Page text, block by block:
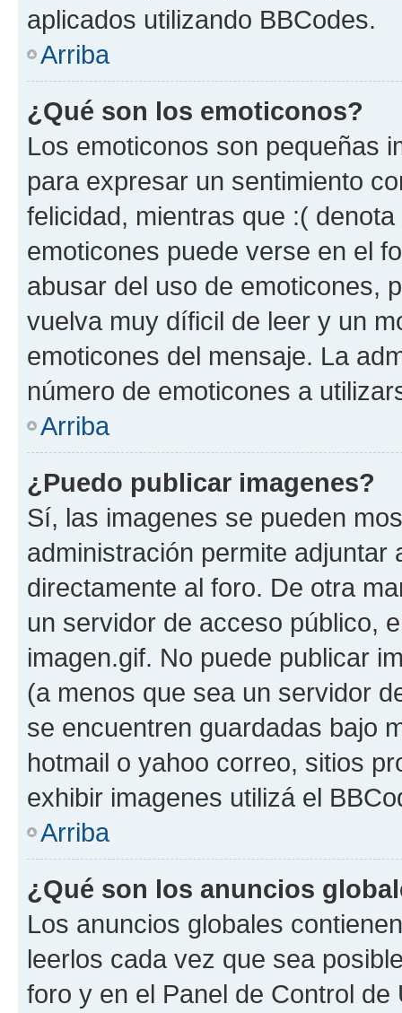
aplicados utilizando BBCodes.
Arriba
¿Qué son los emoticonos?
Los emoticonos son pequeñas
para expresar un sentimiento
felicidad, mientras que :(
emoticones puede verse en el
abusar del uso de emoticones,
vuelva muy díficil de leer y un
emoticones del mensaje. La
número de emoticones a
Arriba
¿Puedo publicar imagenes?
Sí, las imagenes se pueden
administración permite
directamente al foro. De otra
un servidor de acceso público,
imagen.gif. No puede publicar
(a menos que sea un servidor
se encuentren guardadas bajo
hotmail o yahoo correo, sitios
exhibir imagenes utilizá el
Arriba
¿Qué son los anuncios
Los anuncios globales
leerlos cada vez que sea
foro y en el Panel de Control